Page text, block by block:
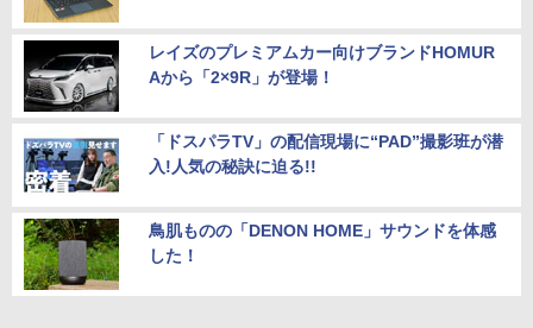
レイズのプレミアムカー向けブランドHOMUR
Aから「2×9R」が登場！
「ドスパラTV」の配信現場に“PAD”撮影班が潜
入!人気の秘訣に迫る!!
鳥肌ものの「DENON HOME」サウンドを体感
した！